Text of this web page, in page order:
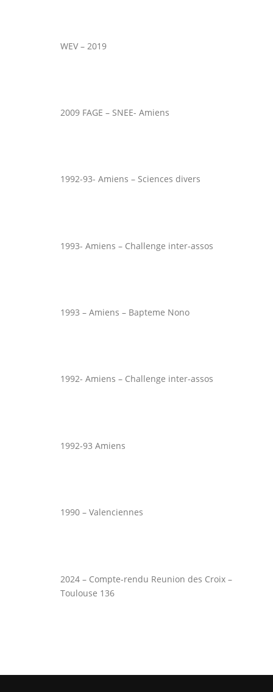
WEV – 2019
2009 FAGE – SNEE- Amiens
1992-93- Amiens – Sciences divers
1993- Amiens – Challenge inter-assos
1993 – Amiens – Bapteme Nono
1992- Amiens – Challenge inter-assos
1992-93 Amiens
1990 – Valenciennes
2024 – Compte-rendu Reunion des Croix –
Toulouse 136